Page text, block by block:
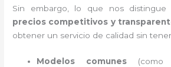
Sin embargo, lo que nos
precios competitivos y
obtener un servicio de calidad sin
Modelos comunes(como